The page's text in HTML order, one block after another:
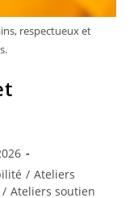
respectueux et
/ Ateliers
/ Ateliers soutien